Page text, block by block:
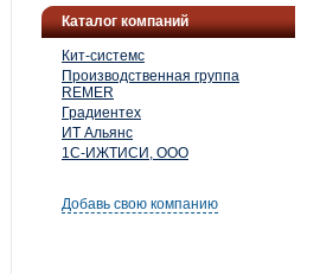
Каталог компаний
Кит-системс
Производственная группа
REMER
Градиентех
ИТ Альянс
1С-ИЖТИСИ, ООО
Добавь свою компанию